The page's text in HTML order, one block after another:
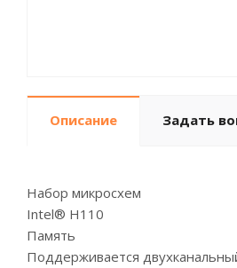
Описание Задать
Набор микросхем
Intel® H110
Память
Поддерживается